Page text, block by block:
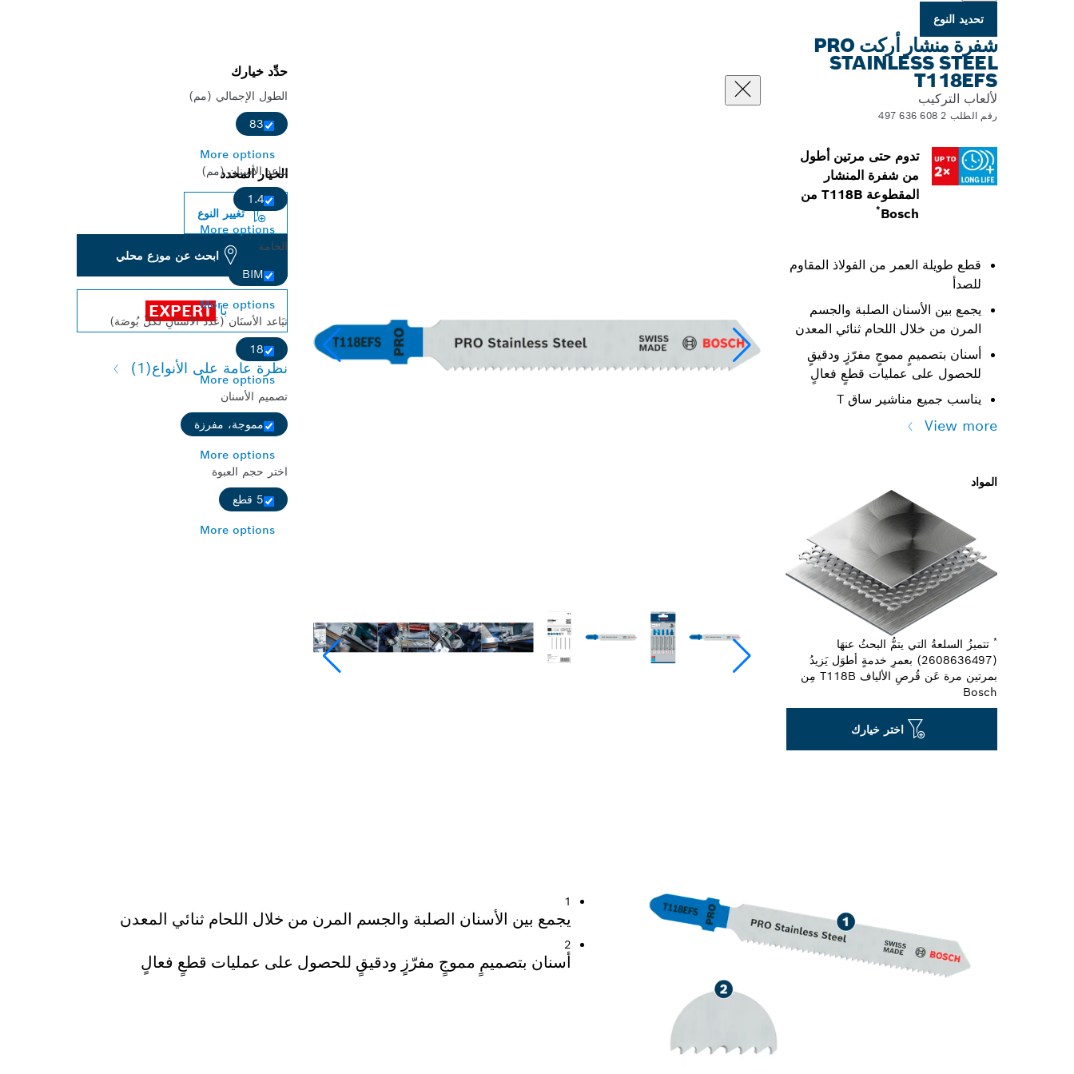
تحديد النوع
شفرة منشار أركت PRO
STAINLESS STEEL
T118EFS
لألعاب التركيب
رقم الطلب 2 608 636 497
تدوم حتى مرتين أطول
من شفرة المنشار
المقطوعة T118B من
Bosch
*
قطع طويلة العمر من الفولاذ المقاوم
للصدأ
يجمع بين الأسنان الصلبة والجسم
المرن من خلال اللحام ثنائي المعدن
أسنان بتصميمٍ مموجٍ مفرّزٍ ودقيقٍ
للحصول على عمليات قطعٍ فعالٍ
يناسب جميع مناشير ساق T
View more
المواد
* ‏‫تتميزُ السلعةُ التي يتمُّ البحثُ عنهَا
(2608636497) بعمرِ خدمةٍ أطوَل يَزيدُ
بمرتين مرة عَن قُرصِ الألياف T118B مِن
Bosch
اختر خيارك
حدِّد خيارك
الطول الإجمالي (مم)
83
More options
تباعد الأسنان (مم)
1.4
More options
الخامة
BIM
More options
تبَاعد الأسنَان (عَددُ الأسنَانِ لكلّ بُوصَة)
18
More options
تصميم الأسنان
مموجة، مفرزة
More options
اختر حجم العبوة
5 قطع
More options
الخيار المحدد
تغيير النوع
ابحث عن موزع محلي
باEXPERT
نظرة عامة على الأنواع(1)
1
يجمع بين الأسنان الصلبة والجسم المرن من خلال اللحام ثنائي المعدن
2
أسنان بتصميمٍ مموجٍ مفرّزٍ ودقيقٍ للحصول على عمليات قطعٍ فعالٍ